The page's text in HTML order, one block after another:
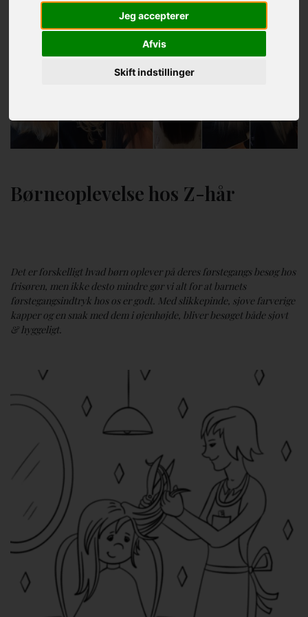
Jeg accepterer
Afvis
Skift indstillinger
Børneoplevelse hos Z-hår
Det er forskelligt hvad børn oplever på deres førstegangs besøg hos
frisøren, men ikke desto mindre gør vi alt for at barnets
førstegangsindtryk hos os er godt. Med slikkepinde, sjove farverige
kapper og en snak med dem i øjenhøjde, bliver besøget både sjovt
& hyggeligt.